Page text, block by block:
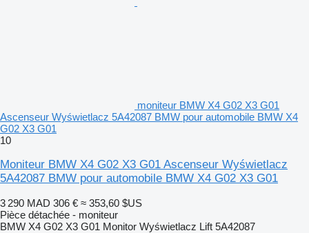
moniteur BMW X4 G02 X3 G01
Ascenseur Wyświetlacz 5A42087 BMW pour automobile BMW X4
G02 X3 G01
10
Moniteur BMW X4 G02 X3 G01 Ascenseur Wyświetlacz
5A42087 BMW pour automobile BMW X4 G02 X3 G01
3 290 MAD 306 € ≈ 353,60 $US
Pièce détachée - moniteur
BMW X4 G02 X3 G01 Monitor Wyświetlacz Lift 5A42087